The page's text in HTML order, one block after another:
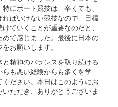
にボート競技は、辛くても、
ばいけない競技なので、目標
ていくことが重要なのだと、
て感じました。最後に日本の
お願いします。
精神のバランスを取り続ける
も悪い経験からも多くを学
ださい。本日はこのようにお
ただき、ありがとうございま